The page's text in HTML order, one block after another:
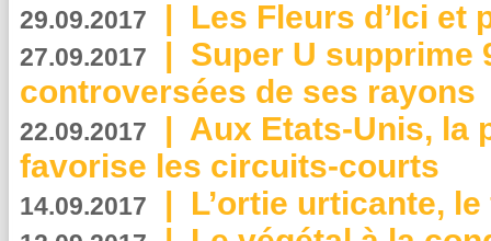
29.09.2017 | Les Fleurs d’Ici et
27.09.2017 | Super U supprime
controversées de ses rayons
22.09.2017 | Aux Etats-Unis, la
favorise les circuits-courts
14.09.2017 | L’ortie urticante,